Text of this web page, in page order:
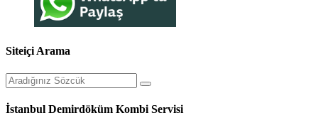
Siteiçi Arama
İstanbul Demirdöküm Kombi Servisi